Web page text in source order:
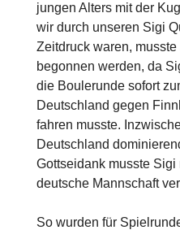
jungen Alters mit der
wir durch unseren Sigi
Zeitdruck waren, musste
begonnen werden, da
die Boulerunde sofort
Deutschland gegen
fahren musste.
Deutschland
Gottseidank musste
deutsche Mannschaft
So wurden für